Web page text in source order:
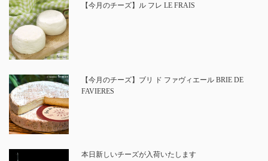
【今月のチーズ】ル フレ LE FRAIS
【今月のチーズ】ブリ ド ファヴィエール BRIE DE
FAVIERES
本日新しいチーズが入荷いたします